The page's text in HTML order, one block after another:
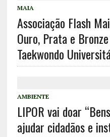
MAIA
Associação Flash
Ouro, Prata e
Taekwondo
AMBIENTE
LIPOR vai doar
ajudar cidadãos e